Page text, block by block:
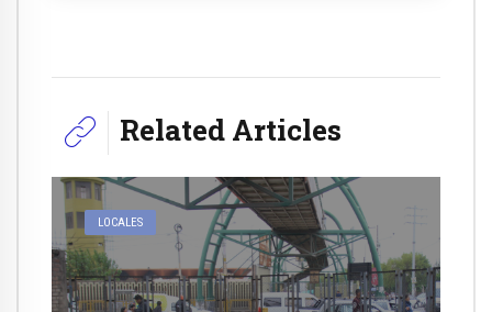
Related Articles
LOCALES